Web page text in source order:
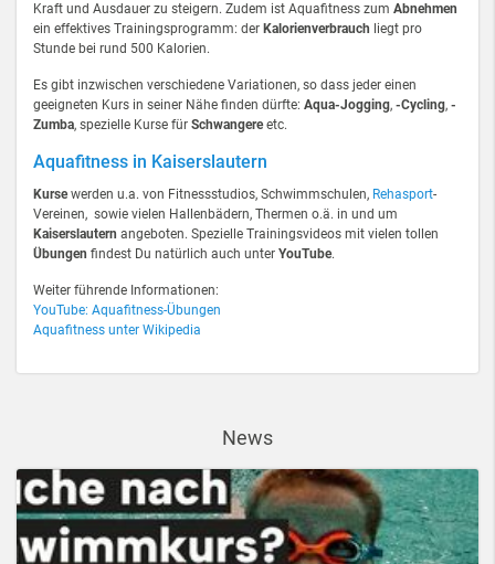
Kraft und Ausdauer zu steigern. Zudem ist Aquafitness zum Abnehmen
ein effektives Trainingsprogramm: der Kalorienverbrauch liegt pro
Stunde bei rund 500 Kalorien.
Es gibt inzwischen verschiedene Variationen, so dass jeder einen
geeigneten Kurs in seiner Nähe finden dürfte: Aqua-Jogging, -Cycling, -
Zumba, spezielle Kurse für Schwangereetc.
Aquafitness in Kaiserslautern
Kursewerden u.a. von Fitnessstudios, Schwimmschulen, Rehasport-
Vereinen, sowie vielen Hallenbädern, Thermen o.ä. in und um
Kaiserslautern angeboten. Spezielle Trainingsvideos mit vielen tollen
Übungen findest Du natürlich auch unter YouTube.
Weiter führende Informationen:
YouTube: Aquafitness-Übungen
Aquafitness unter Wikipedia
News